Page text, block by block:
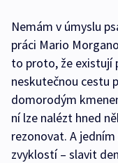
Nemám v úmyslu
práci Mario
to proto, že existují
neskutečnou cestu
domorodým
ní lze nalézt hned
rezonovat. A
zvyklostí – slavit